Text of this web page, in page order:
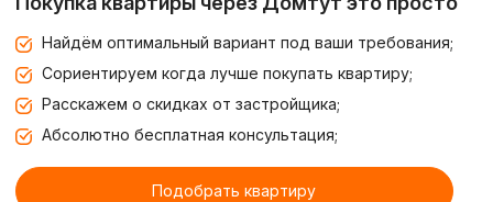
Найдём оптимальный вариант под ваши требования;
Сориентируем когда лучше покупать квартиру;
Расскажем о скидках от застройщика;
Абсолютно бесплатная консультация;
Подобрать квартиру